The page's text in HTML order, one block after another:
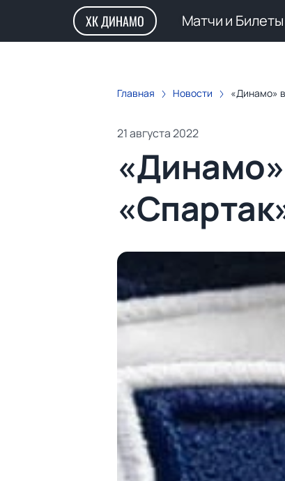
ХК ДИНАМО Матчи и Билеты
Главная Новости «Динамо»
21 августа 2022